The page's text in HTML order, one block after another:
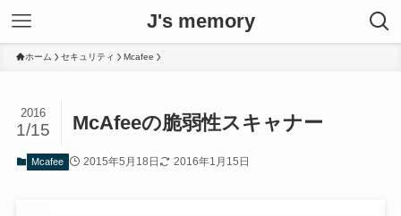
J's memory
ホーム セキュリティ Mcafee
McAfeeの脆弱性スキャナー
2016
1/15
Mcafee 2015年5月18日 2016年1月15日